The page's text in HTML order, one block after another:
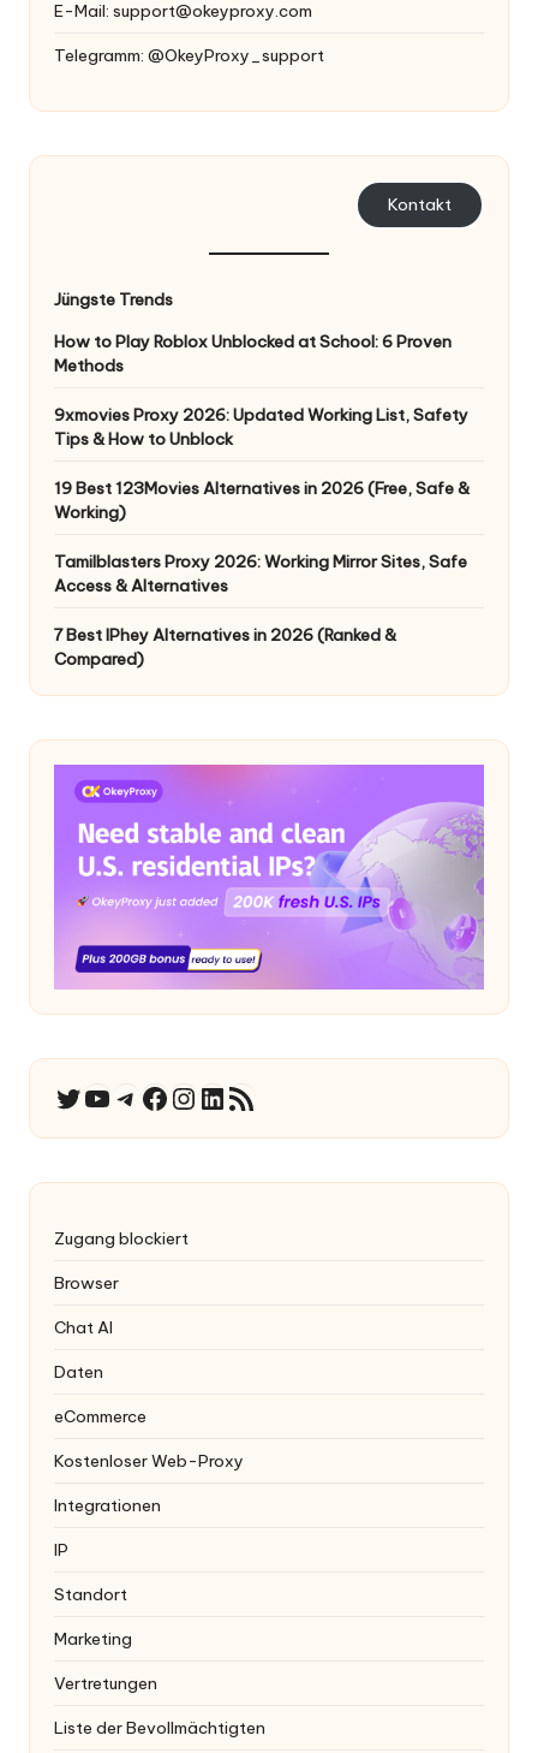
E-Mail: support@okeyproxy.com
Telegramm: @OkeyProxy_support
Kontakt
Jüngste Trends
How to Play Roblox Unblocked at School: 6 Proven
Methods
9xmovies Proxy 2026: Updated Working List, Safety
Tips & How to Unblock
19 Best 123Movies Alternatives in 2026 (Free, Safe &
Working)
Tamilblasters Proxy 2026: Working Mirror Sites, Safe
Access & Alternatives
7 Best IPhey Alternatives in 2026 (Ranked &
Compared)
Twitter
YouTube
Telegramm
Facebook
Instagram
LinkedIn
RSS-Feed
Zugang blockiert
Browser
Chat AI
Daten
eCommerce
Kostenloser Web-Proxy
Integrationen
IP
Standort
Marketing
Vertretungen
Liste der Bevollmächtigten